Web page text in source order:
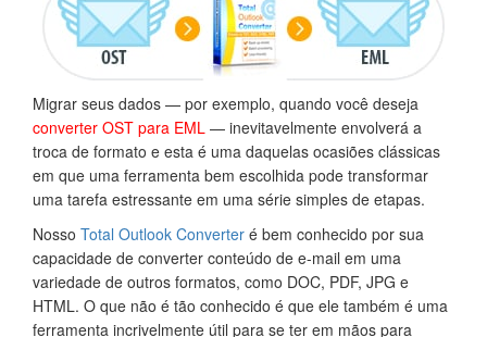
Migrar seus dados — por exemplo, quando você deseja
converter OST para EML — inevitavelmente envolverá a
troca de formato e esta é uma daquelas ocasiões clássicas
em que uma ferramenta bem escolhida pode transformar
uma tarefa estressante em uma série simples de etapas.
Nosso Total Outlook Converter é bem conhecido por sua
capacidade de converter conteúdo de e-mail em uma
variedade de outros formatos, como DOC, PDF, JPG e
HTML. O que não é tão conhecido é que ele também é uma
ferramenta incrivelmente útil para se ter em mãos para